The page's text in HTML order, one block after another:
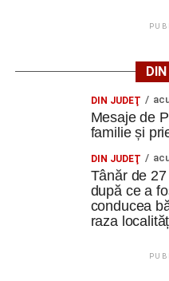
DIN JUDEŢ
Mesaje de
familie și
DIN JUDEŢ
Tânăr de
după ce a
conducea
raza